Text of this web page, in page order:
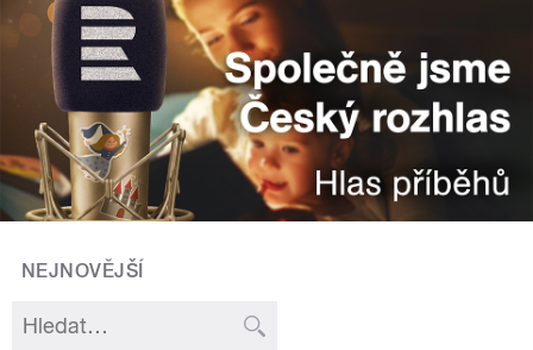
NEJNOVĚJŠÍ